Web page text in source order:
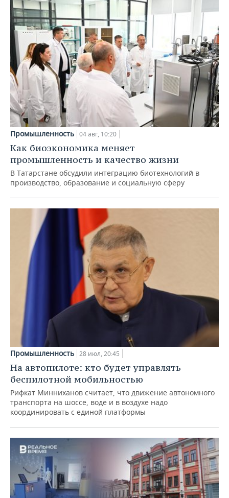
Промышленность 04 авг, 10:20
Как биоэкономика меняет
промышленность и качество жизни
В Татарстане обсудили интеграцию биотехнологий в
производство, образование и социальную сферу
Промышленность 28 июл, 20:45
На автопилоте: кто будет управлять
беспилотной мобильностью
Рифкат Минниханов считает, что движение автономного
транспорта на шоссе, воде и в воздухе надо
координировать с единой платформы